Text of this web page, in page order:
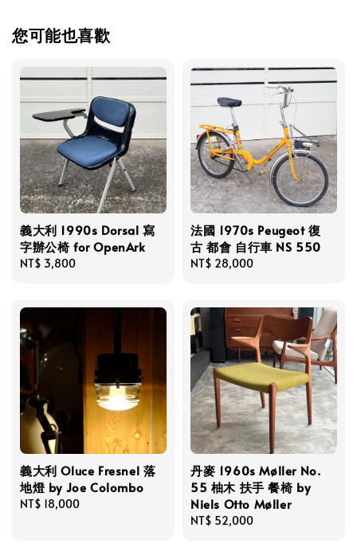
您可能也喜歡
義大利 1990s Dorsal 寫
字辦公椅 for OpenArk
Regular
NT$ 3,800
法國 1970s Peugeot 復
古 都會 自行車 NS 550
Regular
NT$ 28,000
義大利 Oluce Fresnel 落
地燈 by Joe Colombo
Regular
NT$ 18,000
丹麥 1960s Møller No.
55 柚木 扶手 餐椅 by
Niels Otto Møller
Regular
NT$ 52,000